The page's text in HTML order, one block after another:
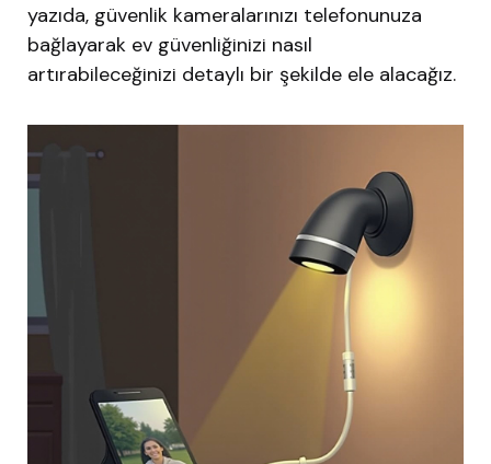
yazıda, güvenlik kameralarınızı telefonunuza
bağlayarak ev güvenliğinizi nasıl
artırabileceğinizi detaylı bir şekilde ele alacağız.